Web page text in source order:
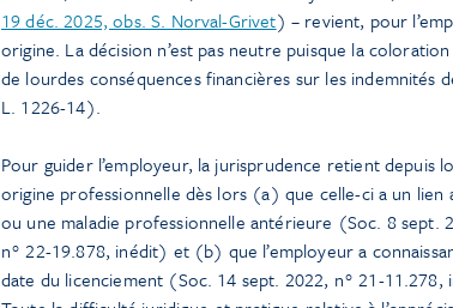
19 déc. 2025, obs. S. Norval-Grivet) – revient, pour
origine. La décision n’est pas neutre puisque la
de lourdes conséquences financières sur les indemnités
L. 1226-14).
Pour guider l’employeur, la jurisprudence retient depuis
origine professionnelle dès lors (a) que celle-ci a un lien
ou une maladie professionnelle antérieure (Soc. 8 sept.
n° 22-19.878, inédit) et (b) que l’employeur a
date du licenciement (Soc. 14 sept. 2022, n° 21-